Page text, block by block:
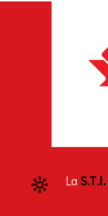
La S.T.I.